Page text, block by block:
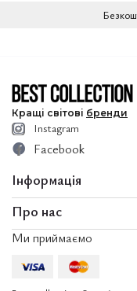
Кращі світові бренди
Про нас
Послуги
Інформація
Доставка і оплата
Instagram
Facebook
Ми приймаємо